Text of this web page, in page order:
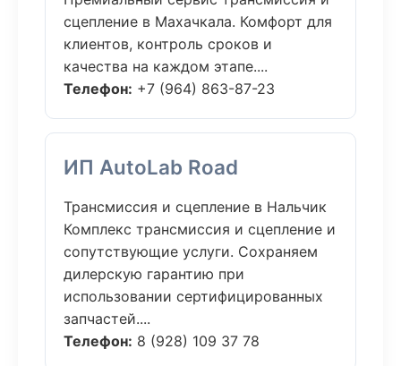
сцепление в Махачкала. Комфорт для
клиентов, контроль сроков и
качества на каждом этапе....
Телефон: +7 (964) 863-87-23
ИП AutoLab Road
Трансмиссия и сцепление в Нальчик
Комплекс трансмиссия и сцепление и
сопутствующие услуги. Сохраняем
дилерскую гарантию при
использовании сертифицированных
запчастей....
Телефон: 8 (928) 109 37 78